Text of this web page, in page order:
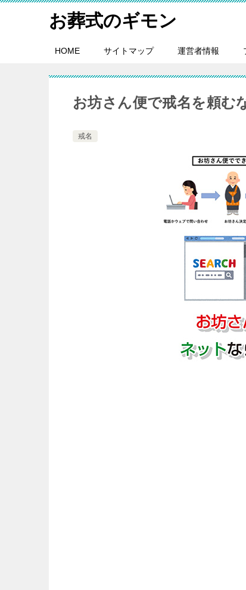
お葬式のギモン
HOME サイトマップ 運営者情報
お坊さん便で戒名を頼む
戒名